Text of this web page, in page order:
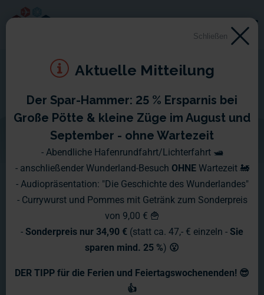
Berlin
Schiffsüberwachung Skandinavien - Bericht für Schiff Nr. 16
Schließen
Aktuelle Mitteilung
Der Spar-Hammer: 25 % Ersparnis bei
Große Pötte & kleine Züge im August und
September - ohne Wartezeit
- Abendliche Hafenrundfahrt/Lichterfahrt 🛥️
- anschließender Wunderland-Besuch OHNE Wartezeit 🚂
- Audiopräsentation: "Die Geschichte des Wunderlandes"
- Currywurst und Pommes mit Getränk zum Sonderpreis
von 9,00 € 🍟
- Sonderpreis nur 34,90 € (statt ca. 47,- € einzeln - Sie
sparen mind. 25 %) 😮
DER TIPP für die Ferien und Feiertagswochenenden! 😎
👍